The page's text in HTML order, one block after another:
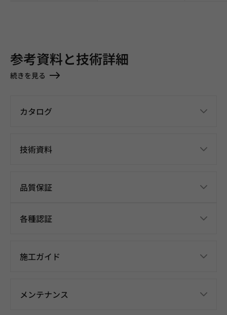
参考資料と技術詳細
続きを見る
カタログ
技術資料
品質保証
各種認証
施工ガイド
メンテナンス